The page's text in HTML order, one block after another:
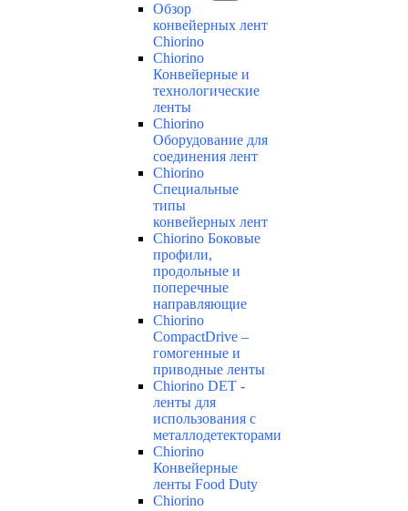
Обзор
конвейерных лент
Chiorino
Chiorino
Конвейерные и
технологические
ленты
Chiorino
Оборудование для
соединения лент
Chiorino
Специальные
типы
конвейерных лент
Chiorino Боковые
профили,
продольные и
поперечные
направляющие
Chiorino
CompactDrive –
гомогенные и
приводные ленты
Chiorino DET -
ленты для
использования с
металлодетекторами
Chiorino
Конвейерные
ленты Food Duty
Chiorino